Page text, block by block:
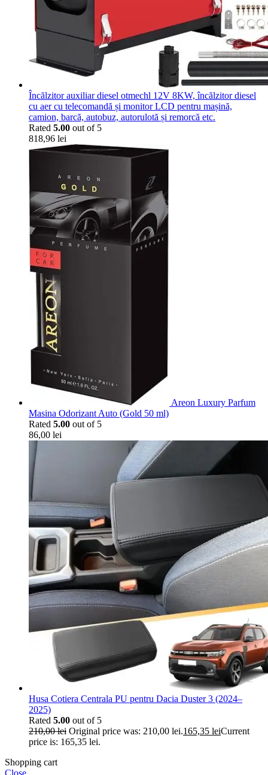
Încălzitor auxiliar diesel otmechl 12V 8KW, încălzitor diesel
cu aer cu telecomandă și monitor LCD pentru mașină,
camion, barcă, autobuz, autorulotă și remorcă etc.
Rated 5.00 out of 5
818,96 lei
Areon Luxury Parfum
Masina Odorizant Auto (Gold 50 ml)
Rated 5.00 out of 5
86,00 lei
Husa Cotiera Centrala PU pentru Dacia Duster 3 (2024–
2025)
Rated 5.00 out of 5
210,00lei Original price was: 210,00 lei.165,35 leiCurrent
price is: 165,35 lei.
Shopping cart
Close